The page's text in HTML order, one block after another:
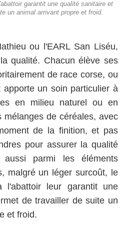
garantit une qualité sanitaire et
un animal arrivant propre et froid.
ou l'EARL San Liséu,
qualité. Chacun élève ses
de race corse, ou
un soin particulier à
en milieu naturel ou en
mélanges de céréales, avec
de la finition, et pas
pour assurer la qualité
parmi les éléments
malgré un léger surcoût, le
l'abattoir leur garantit une
de travailler de suite un
et froid.